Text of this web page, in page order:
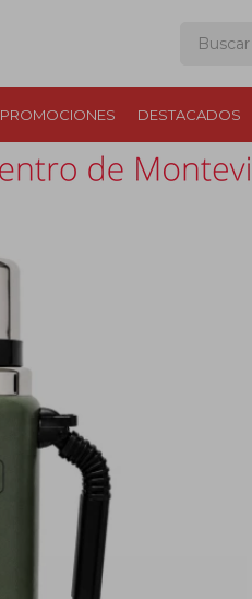
PROMOCIONES DESTACADOS